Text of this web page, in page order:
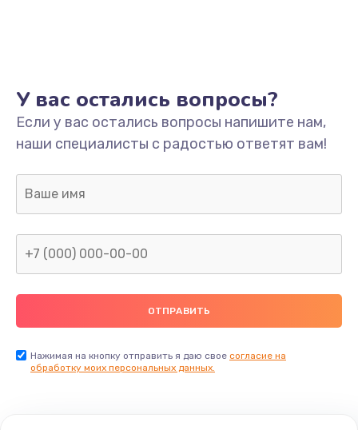
Замена микрофона
500 руб.
Заказать
Замена аккумулятора
700 руб.
Заказать
У вас остались вопросы?
Если у вас остались вопросы напишите нам,
наши специалисты с радостью ответят вам!
Нажимая на кнопку отправить я даю свое согласие на
обработку моих персональных данных.